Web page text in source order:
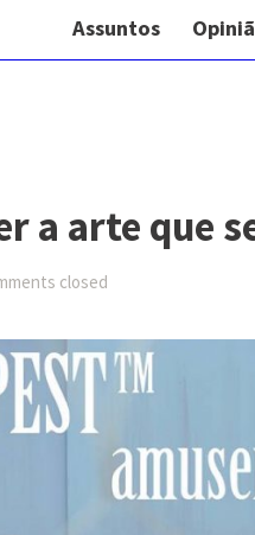
Assuntos
a arte que
closed